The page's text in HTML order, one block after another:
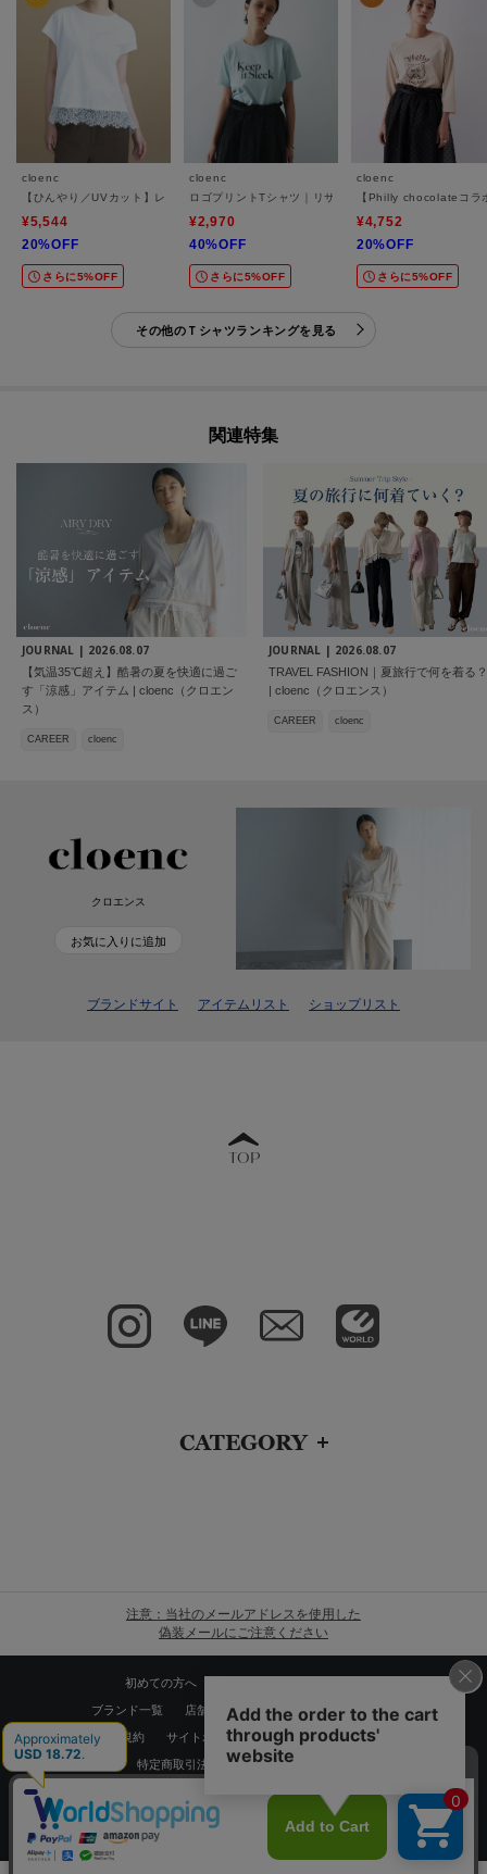
cloenc
【ひんやり／UVカット】レース フレンチスリーブプルオーバー
¥5,544
20%OFF
さらに5%OFF
cloenc
ロゴプリントTシャツ｜リサイクルポリエステル
¥2,970
40%OFF
さらに5%OFF
cloenc
【Philly chocolateコラ
¥4,752
20%OFF
さらに5%OFF
その他のＴシャツランキングを見る
関連特集
JOURNAL | 2026.08.07
【気温35℃超え】酷暑の夏を快適に過ご
す「涼感」アイテム | cloenc（クロエン
ス）
CAREER cloenc
JOURNAL | 2026.08.07
TRAVEL FASHION｜夏旅行で何を着る？
| cloenc（クロエンス）
CAREER cloenc
クロエンス
お気に入りに追加
ブランドサイト アイテムリスト ショップリスト
TOP
CATEGORY
注意：当社のメールアドレスを使用した
偽装メールにご注意ください
初めての方へ
ブランド一覧 店舗検索 企業情報 株主優待制度
利用規約 サイトポリシー プライバシーポリシー
特定商取引法に基づく表記
Copyrights © WORLD CO.,LTD. All rights reserved.
スマートフォン ｜PC